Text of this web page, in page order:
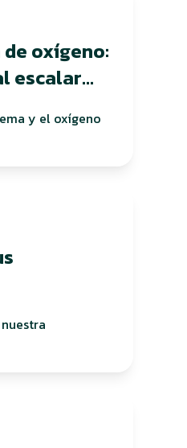
oxígeno:
escalar
y el oxígeno